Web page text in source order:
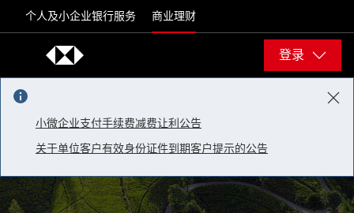
个人及小企业银行服务 商业理财
登录
小微企业支付手续费减费让利公告
关于单位客户有效身份证件到期客户提示的公告